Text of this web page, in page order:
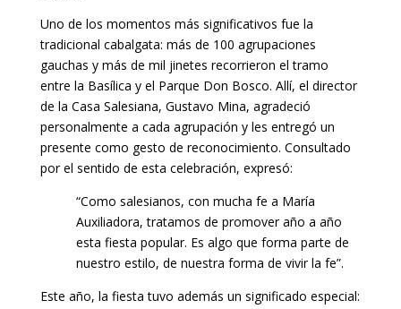
Uno de los momentos más significativos fue la
tradicional cabalgata: más de 100 agrupaciones
gauchas y más de mil jinetes recorrieron el tramo
entre la Basílica y el Parque Don Bosco. Allí, el director
de la Casa Salesiana, Gustavo Mina, agradeció
personalmente a cada agrupación y les entregó un
presente como gesto de reconocimiento. Consultado
por el sentido de esta celebración, expresó:
“Como salesianos, con mucha fe a María
Auxiliadora, tratamos de promover año a año
esta fiesta popular. Es algo que forma parte de
nuestro estilo, de nuestra forma de vivir la fe”.
Este año, la fiesta tuvo además un significado especial: